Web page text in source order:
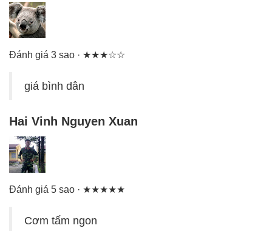
Đánh giá 3 sao · ★★★☆☆
giá bình dân
Hai Vinh Nguyen Xuan
Đánh giá 5 sao · ★★★★★
Cơm tấm ngon